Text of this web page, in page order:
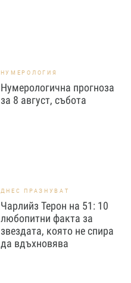
НУМЕРОЛОГИЯ
Нумерологична прогноза
за 8 август, събота
ДНЕС ПРАЗНУВАТ
Чарлийз Терон на 51: 10
любопитни факта за
звездата, която не спира
да вдъхновява